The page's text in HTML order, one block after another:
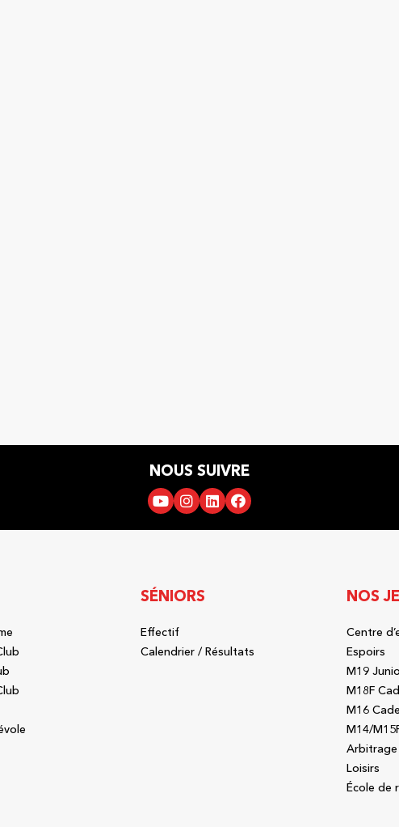
NOUS SUIVRE
SÉNIORS
Effectif
Calendrier / Résultats
NOS
Centre
Espoirs
M19
M18F
M16
M14/
Arbitrage
Loisirs
École de